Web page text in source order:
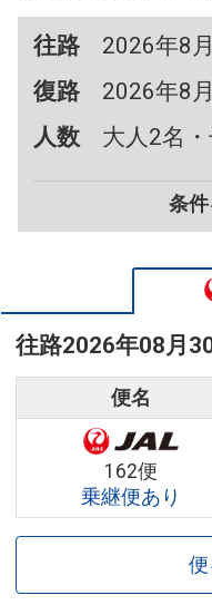
往路
2026年8
復路
2026年8
人数
大人2名
条
往路2026年08月
便名
162便
乗継便あり